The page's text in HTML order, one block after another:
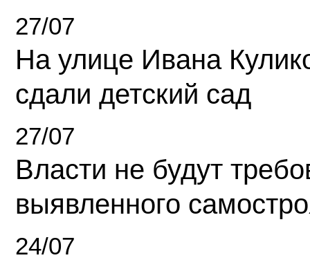
27/07
На улице Ивана
сдали детский сад
27/07
Власти не будут
выявленного
24/07